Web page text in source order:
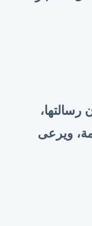
رسالتها،
ويرعى